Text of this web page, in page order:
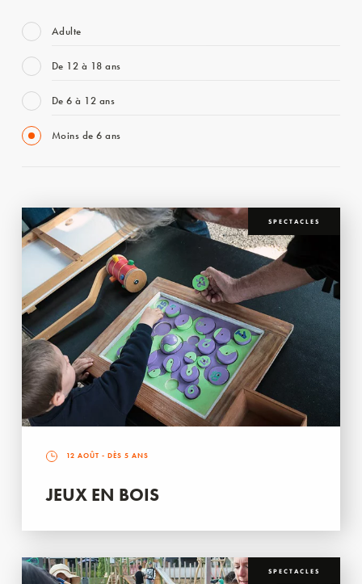
Adulte
De 12 à 18 ans
De 6 à 12 ans
Moins de 6 ans
SPECTACLES
12 AOÛT - DÈS 5 ANS
JEUX EN BOIS
SPECTACLES